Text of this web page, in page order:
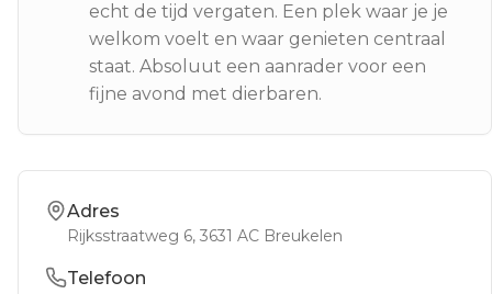
echt de tijd vergaten. Een plek waar je je
welkom voelt en waar genieten centraal
staat. Absoluut een aanrader voor een
fijne avond met dierbaren.
Adres
Rijksstraatweg 6, 3631 AC Breukelen
Telefoon